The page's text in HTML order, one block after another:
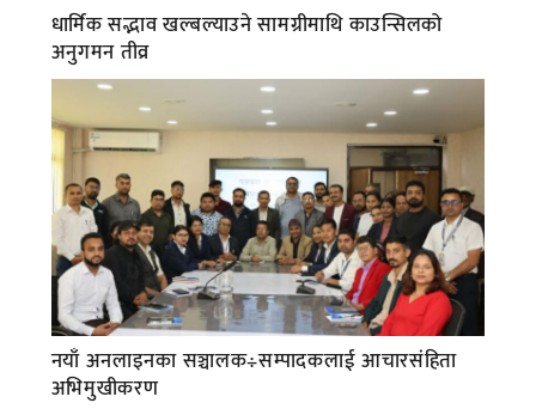
धार्मिक सद्भाव खल्बल्याउने सामग्रीमाथि काउन्सिलको
अनुगमन तीव्र
नयाँ अनलाइनका सञ्चालक÷सम्पादकलाई आचारसंहिता
अभिमुखीकरण